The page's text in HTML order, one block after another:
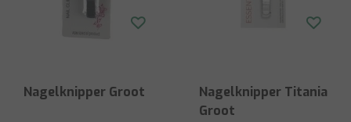
Nagelknipper Groot
Nagelknipper Titania
Groot